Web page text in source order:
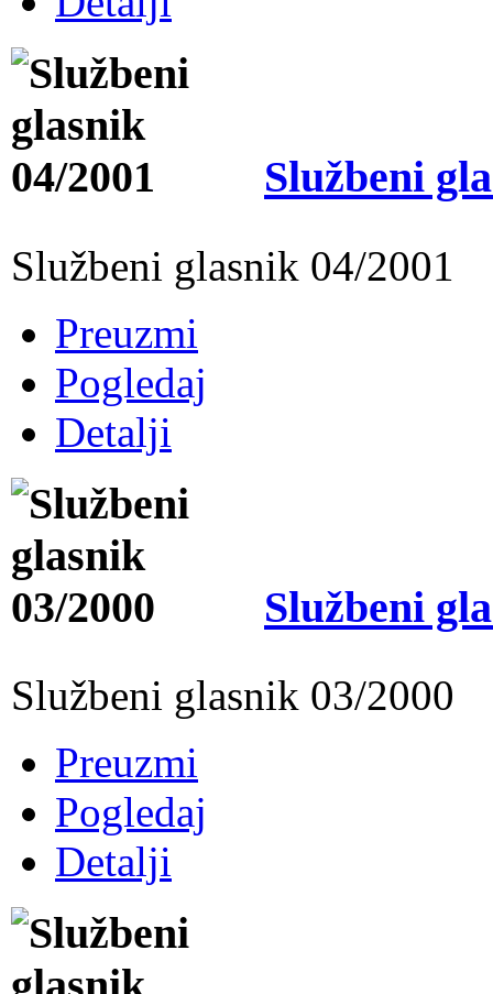
Službeni
Službeni glasnik 04/2001
Preuzmi
Pogledaj
Detalji
Službeni
Službeni glasnik 03/2000
Preuzmi
Pogledaj
Detalji